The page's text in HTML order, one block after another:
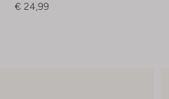
€ 24,99